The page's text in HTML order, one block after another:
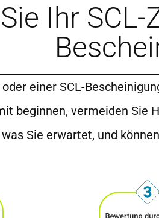
Ihr
einer SCL-
beginnen, vermeiden Sie
Sie erwartet, und